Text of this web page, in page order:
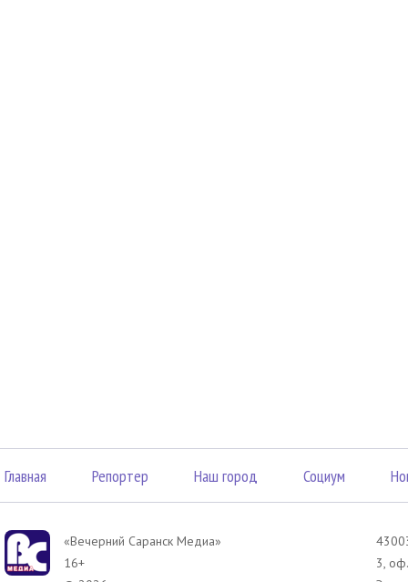
Главная Репортер Наш город Социум
«Вечерний Саранск Mедиа»
16+
3,